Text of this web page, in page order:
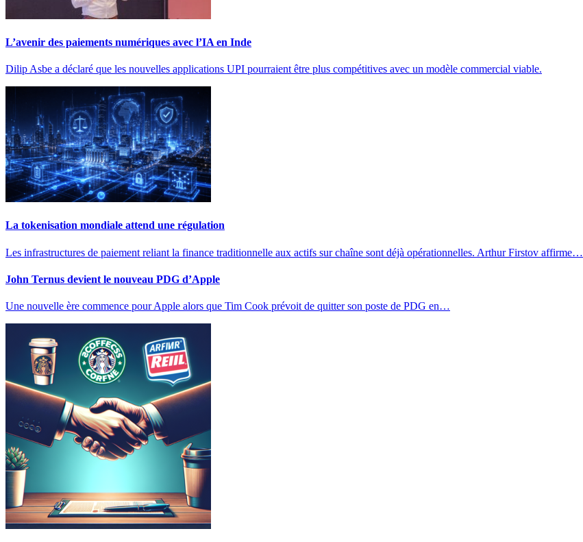
L’avenir des paiements numériques avec l’IA en Inde
Dilip Asbe a déclaré que les nouvelles applications UPI pourraient être plus compétitives avec un modèle commercial viable.
La tokenisation mondiale attend une régulation
Les infrastructures de paiement reliant la finance traditionnelle aux actifs sur chaîne sont déjà opérationnelles. Arthur Firstov affirme…
John Ternus devient le nouveau PDG d’Apple
Une nouvelle ère commence pour Apple alors que Tim Cook prévoit de quitter son poste de PDG en…